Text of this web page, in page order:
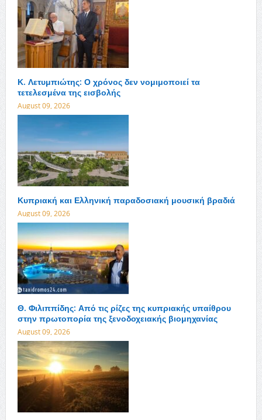
Κ. Λετυμπιώτης: Ο χρόνος δεν νομιμοποιεί τα
τετελεσμένα της εισβολής
August 09, 2026
Κυπριακή και Ελληνική παραδοσιακή μουσική βραδιά
August 09, 2026
Θ. Φιλιππίδης: Από τις ρίζες της κυπριακής υπαίθρου
στην πρωτοπορία της ξενοδοχειακής βιομηχανίας
August 09, 2026